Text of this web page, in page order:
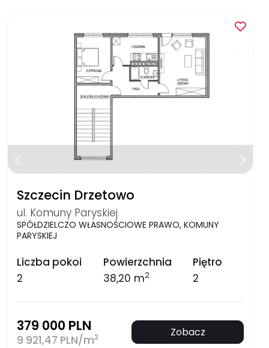
Szczecin Drzetowo
ul. Komuny Paryskiej
SPÓŁDZIELCZO WŁASNOŚCIOWE PRAWO, KOMUNY
PARYSKIEJ
Liczba pokoi
2
Powierzchnia
38,20 m2
Piętro
2
379 000 PLN
9 921,47 PLN/m2 Zobacz